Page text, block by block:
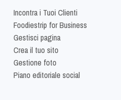
Incontra i Tuoi Clienti
Foodiestrip for Business
Gestisci pagina
Crea il tuo sito
Gestione foto
Piano editoriale social